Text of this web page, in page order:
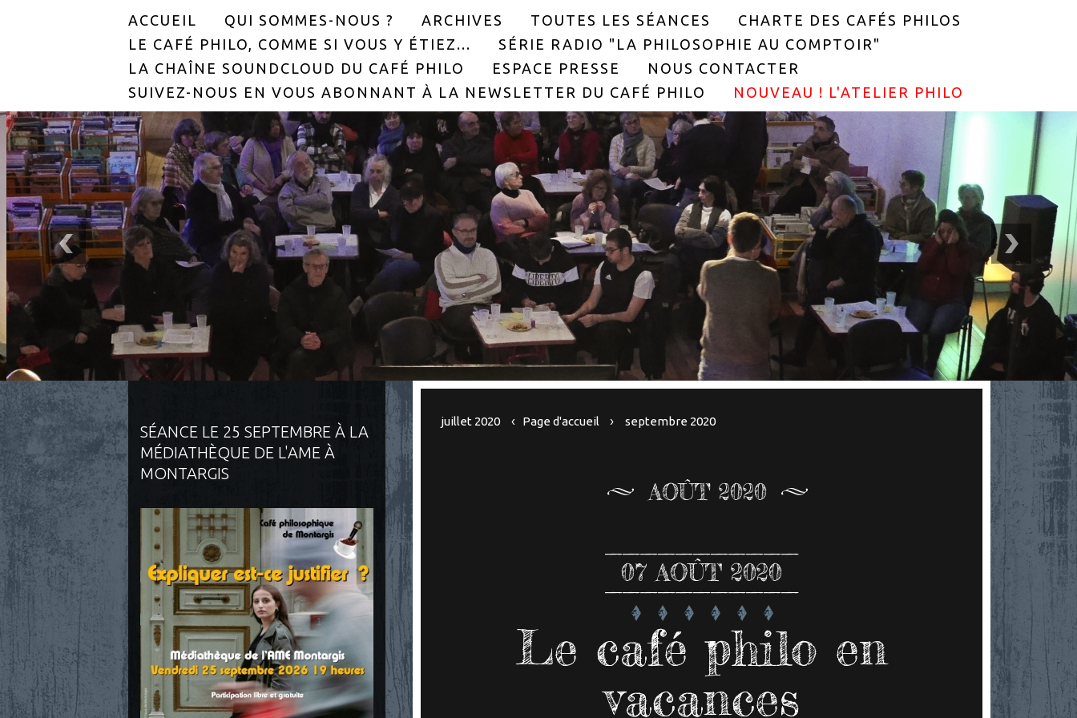
ACCUEIL QUI SOMMES-NOUS ? ARCHIVES TOUTES LES SÉANCES
CHARTE DES CAFÉS PHILOS
LE CAFÉ PHILO, COMME SI VOUS Y ÉTIEZ...
SÉRIE RADIO "LA PHILOSOPHIE AU COMPTOIR"
LA CHAÎNE SOUNDCLOUD DU CAFÉ PHILO
ESPACE PRESSE
NOUS CONTACTER
SUIVEZ-NOUS EN VOUS ABONNANT À LA NEWSLETTER DU CAFÉ PHILO
NOUVEAU ! L'ATELIER PHILO
SÉANCE LE 25 SEPTEMBRE À LA
MÉDIATHÈQUE DE L'AME À
MONTARGIS
juillet 2020 Page d'accueil septembre 2020
AOÛT 2020
07 AOÛT 2020
Le café philo en
vacances